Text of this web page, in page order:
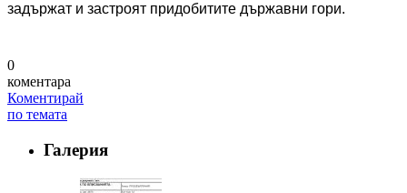
задържат и застроят придобитите държавни гори.
0
коментара
Коментирай
по темата
Галерия